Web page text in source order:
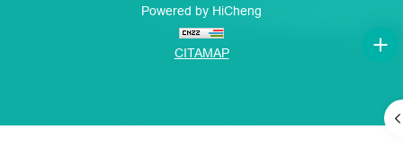
Powered by HiCheng
CITAMAP